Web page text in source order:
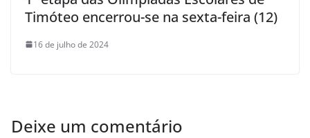
Timóteo encerrou-se na sexta-feira (12)
16 de julho de 2024
Deixe um comentário